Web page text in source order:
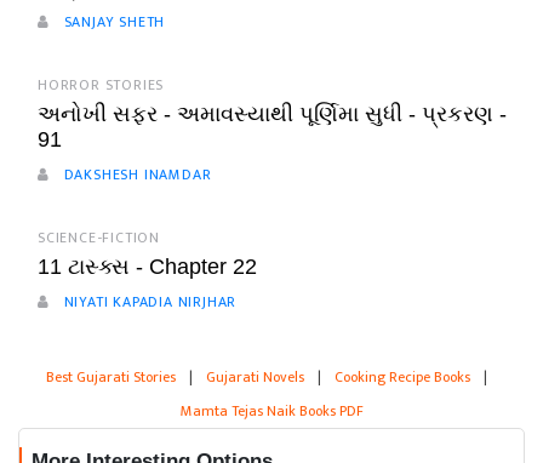
SANJAY SHETH
HORROR STORIES
અનોખી સફર - અમાવસ્યાથી પૂર્ણિમા સુધી - પ્રકરણ -
91
DAKSHESH INAMDAR
SCIENCE-FICTION
11 ટાસ્ક્સ - Chapter 22
NIYATI KAPADIA NIRJHAR
Best Gujarati Stories | Gujarati Novels | Cooking Recipe Books |
Mamta Tejas Naik Books PDF